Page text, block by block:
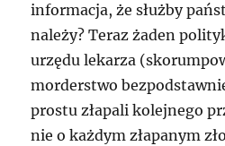
informacja, że służby
należy? Teraz żaden
urzędu lekarza
morderstwo
prostu złapali kolejnego
nie o każdym złapanym